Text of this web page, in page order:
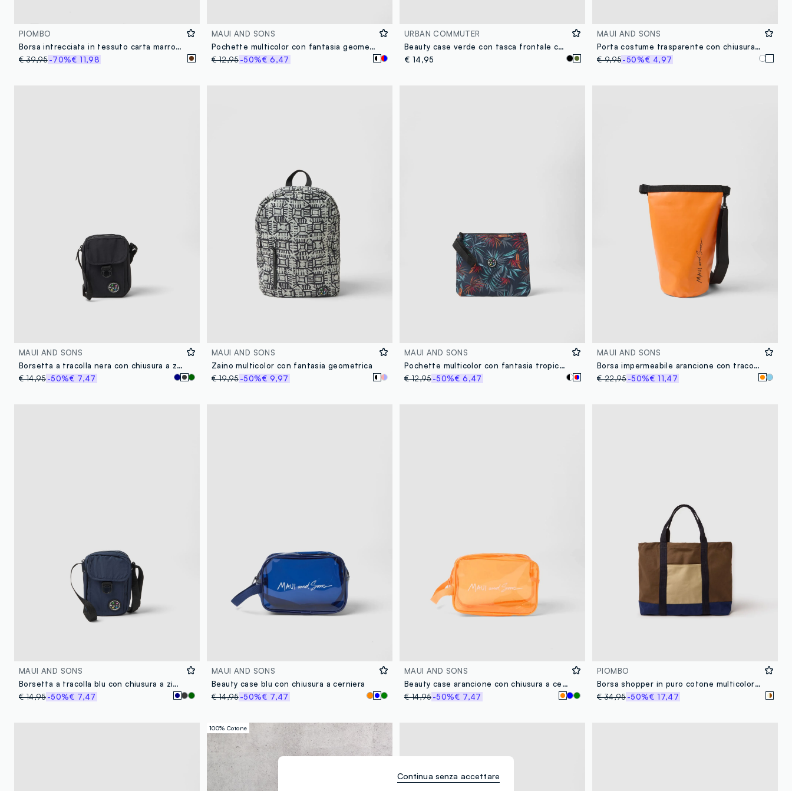
PIOMBO
Borsa intrecciata in tessuto carta marrone con tasca interna
€ 39,95-70%€ 11,98
MAUI AND SONS
Pochette multicolor con fantasia geometrica
€ 12,95-50%€ 6,47
URBAN COMMUTER
Beauty case verde con tasca frontale con zip
€ 14,95
MAUI AND SONS
Porta costume trasparente con chiusura a zip
€ 9,95-50%€ 4,97
MAUI AND SONS
Borsetta a tracolla nera con chiusura a zip e tracolla regolabile
€ 14,95-50%€ 7,47
MAUI AND SONS
Zaino multicolor con fantasia geometrica
€ 19,95-50%€ 9,97
MAUI AND SONS
Pochette multicolor con fantasia tropicale
€ 12,95-50%€ 6,47
MAUI AND SONS
Borsa impermeabile arancione con tracolla regolabile
€ 22,95-50%€ 11,47
MAUI AND SONS
Borsetta a tracolla blu con chiusura a zip e tracolla regolabile
€ 14,95-50%€ 7,47
MAUI AND SONS
Beauty case blu con chiusura a cerniera
€ 14,95-50%€ 7,47
MAUI AND SONS
Beauty case arancione con chiusura a cerniera
€ 14,95-50%€ 7,47
PIOMBO
Borsa shopper in puro cotone multicolor con manici robusti
€ 34,95-50%€ 17,47
100% Cotone
Continua senza accettare